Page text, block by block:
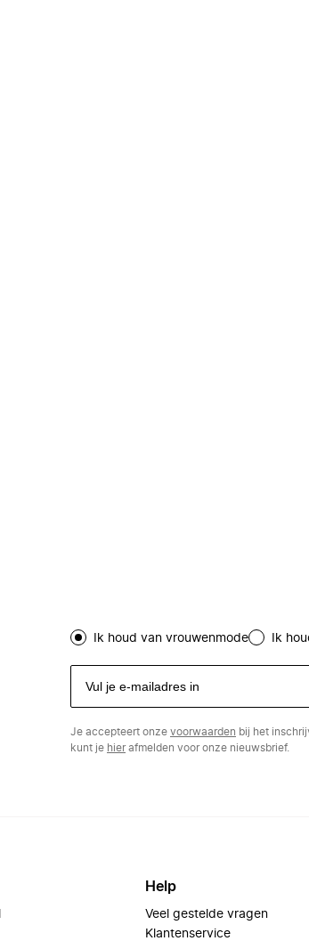
Ik houd van vrouwenmode Ik
Je accepteert onze voorwaarden bij het
kunt je hierafmelden voor onze nieuwsbrief.
Help
Veel gestelde vragen
Klantenservice